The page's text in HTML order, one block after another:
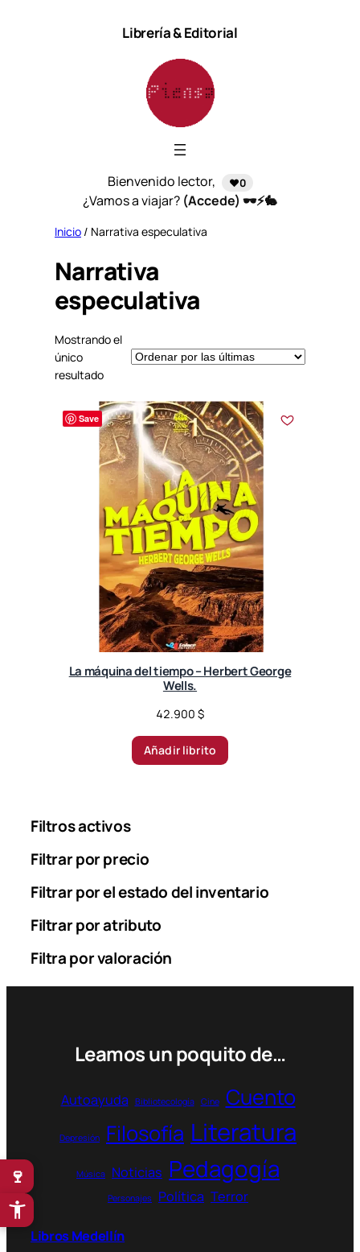
Librería & Editorial
Bienvenido lector, ❤️0
¿Vamos a viajar? (Accede) 🕶️⚡🐇
Inicio / Narrativa especulativa
Narrativa
especulativa
Mostrando el
único
resultado
Save
La máquina del tiempo – Herbert George
Wells.
42.900 $
Añadir librito
Filtros activos
Filtrar por precio
Filtrar por el estado del inventario
Filtrar por atributo
Filtra por valoración
Leamos un poquito de…
Autoayuda Bibliotecología Cine Cuento
Depresión Filosofía Literatura
Música Noticias Pedagogía
Personajes Política Terror
Libros Medellín
🍷